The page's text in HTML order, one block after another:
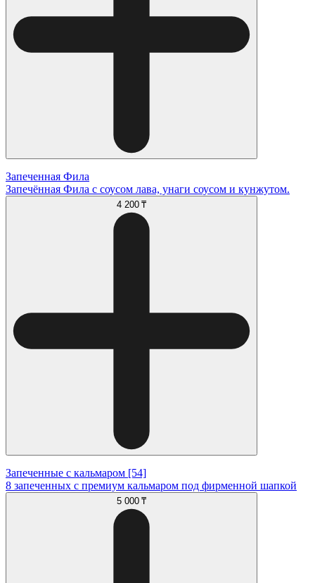
Запеченная Фила
Запечённая Фила с соусом лава, унаги соусом и кунжутом.
4 200 ₸
Запеченные с кальмаром [54]
8 запеченных с премиум кальмаром под фирменной шапкой
5 000 ₸